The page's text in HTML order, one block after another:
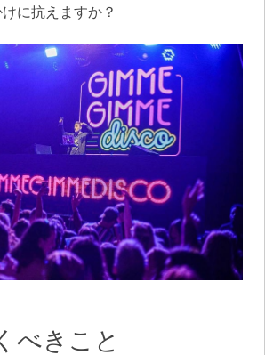
に抗えますか？
べきこと